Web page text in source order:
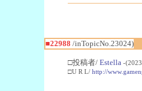
■22988 /inTopicNo.23024)
□投稿者/ Estella -
□U R L/ http://